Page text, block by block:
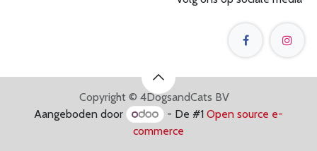
Copyright © 4DogsandCats BV
Aangeboden door
- De #1Open source e-
commerce